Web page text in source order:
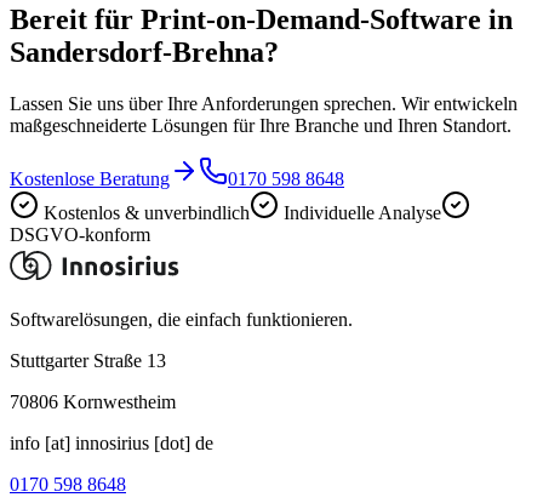
Bereit für Print-on-Demand-Software in
Sandersdorf-Brehna?
Lassen Sie uns über Ihre Anforderungen sprechen. Wir entwickeln
maßgeschneiderte Lösungen für Ihre Branche und Ihren Standort.
Kostenlose Beratung
0170 598 8648
Kostenlos & unverbindlich
Individuelle Analyse
DSGVO-konform
Softwarelösungen, die einfach funktionieren.
Stuttgarter Straße 13
70806 Kornwestheim
info [at] innosirius [dot] de
0170 598 8648